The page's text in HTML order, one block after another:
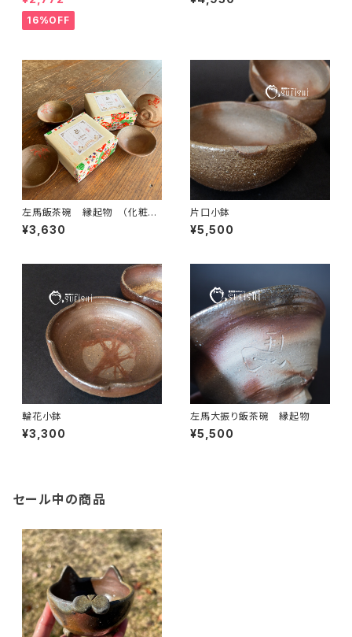
16%OFF
左馬飯茶碗 縁起物 （化粧箱
簡易包装付）
¥3,630
片口小鉢
¥5,500
輪花小鉢
¥3,300
左馬大振り飯茶碗 縁起物
¥5,500
セール中の商品